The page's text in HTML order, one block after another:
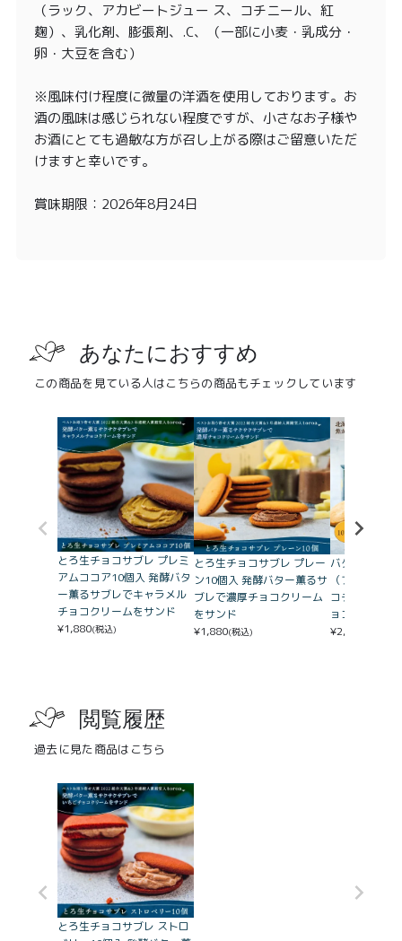
（ラック、アカビートジュー ス、コチニール、紅
麹）、乳化剤、膨張剤、.C、（一部に小麦・乳成分・
卵・大豆を含む）
※風味付け程度に微量の洋酒を使用しております。お
酒の風味は感じられない程度ですが、小さなお子様や
お酒にとても過敏な方が召し上がる際はご留意いただ
けますと幸いです。
賞味期限：2026年8月24日
あなたにおすすめ
この商品を見ている人はこちらの商品もチェックしています
とろ生チョコサブレ プレミ
アムココア10個入 発酵バタ
ー薫るサブレでキャラメル
チョコクリームをサンド
¥1,880(税込)
とろ生チョコサブレ プレー
ン10個入 発酵バター薫るサ
ブレで濃厚チョコクリーム
をサンド
¥1,880(税込)
バターリッチ
（プレミアム
コチャンク、
ョコ）各5枚入
¥2,720
閲覧履歴
過去に見た商品はこちら
とろ生チョコサブレ ストロ